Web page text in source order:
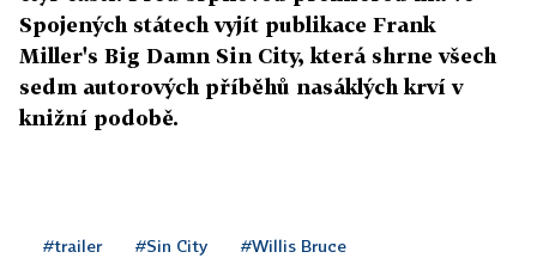
Spojených státech vyjít publikace Frank
Miller's Big Damn Sin City, která shrne všech
sedm autorových příběhů nasáklých krví v
knižní podobě.
#trailer #Sin City #Willis Bruce